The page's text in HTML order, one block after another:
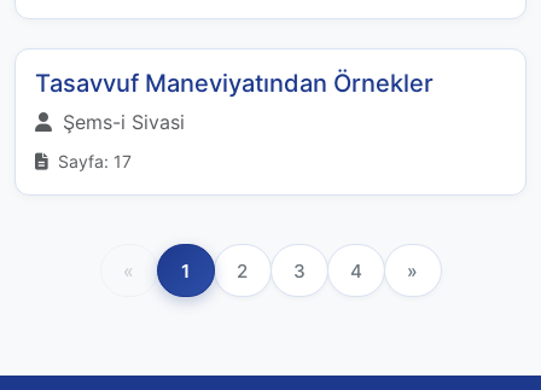
Tasavvuf Maneviyatından Örnekler
Şems-i Sivasi
Sayfa: 17
« 1 2 3 4 »